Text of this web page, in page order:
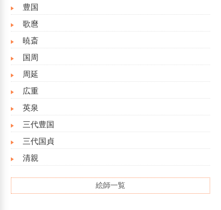
豊国
歌麿
暁斎
国周
周延
広重
英泉
三代豊国
三代国貞
清親
絵師一覧